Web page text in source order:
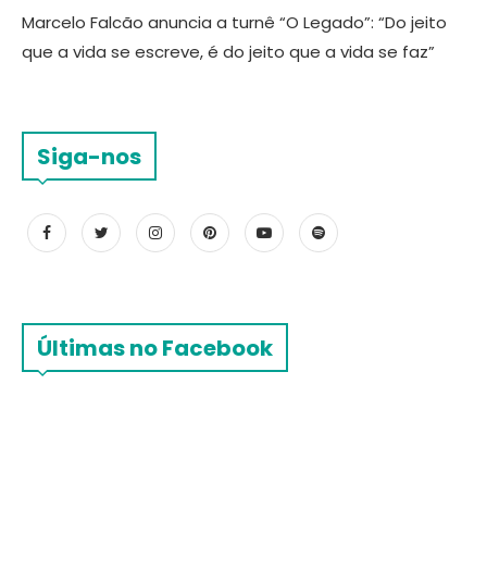
Marcelo Falcão anuncia a turnê “O Legado”: “Do jeito
que a vida se escreve, é do jeito que a vida se faz”
Siga-nos
Últimas no Facebook